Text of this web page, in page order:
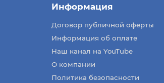
Информация
Договор публичной оферты
Информация об оплате
Наш канал на YouTube
О компании
Политика безопасности